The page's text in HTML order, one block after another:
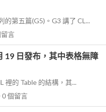
第五篇(G5)。G3 講了 CL...
言
19 日發布，其中表格無障
的 Table 的結構，其...
0個留言